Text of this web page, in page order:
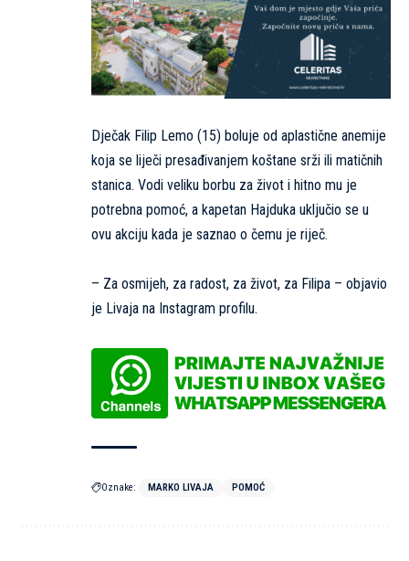
Dječak Filip Lemo (15) boluje od aplastične anemije
koja se liječi presađivanjem koštane srži ili matičnih
stanica. Vodi veliku borbu za život i hitno mu je
potrebna pomoć, a kapetan Hajduka uključio se u
ovu akciju kada je saznao o čemu je riječ.
– Za osmijeh, za radost, za život, za Filipa – objavio
je Livaja na Instagram profilu.
Oznake: MARKO LIVAJA POMOĆ